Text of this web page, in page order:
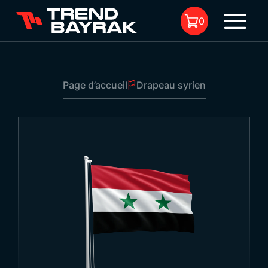
Drapeau syrien
Type de tissu et
impression:
0
Page d’accueil Drapeau syrien
panier.